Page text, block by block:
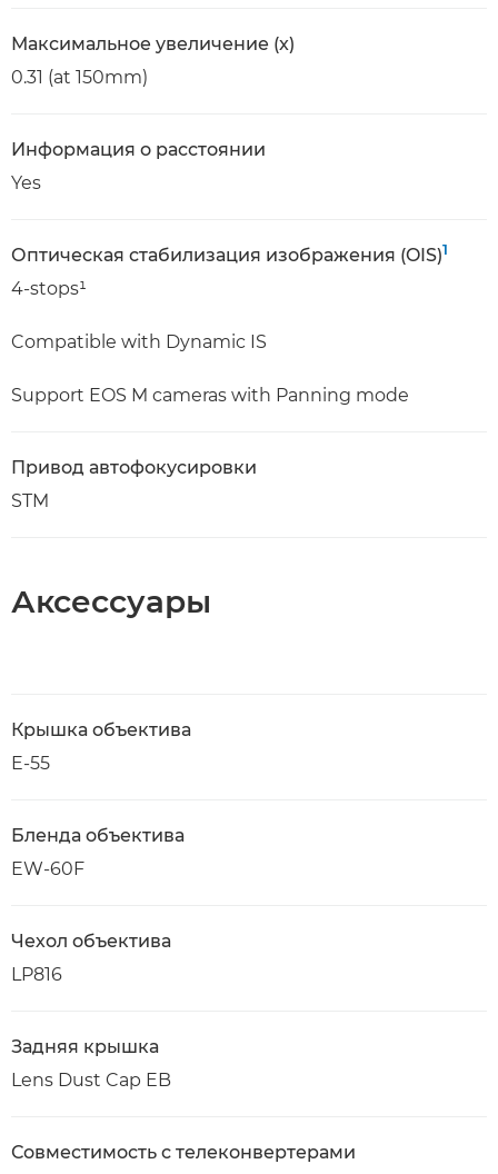
Максимальное увеличение (x)
0.31 (at 150mm)
Информация о расстоянии
Yes
Оптическая стабилизация изображения (OIS)1
4-stops¹
Compatible with Dynamic IS
Support EOS M cameras with Panning mode
Привод автофокусировки
STM
Аксессуары
Крышка объектива
E-55
Бленда объектива
EW-60F
Чехол объектива
LP816
Задняя крышка
Lens Dust Cap EB
Совместимость с телеконвертерами